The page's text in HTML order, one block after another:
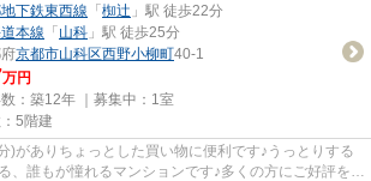
下鉄東西線 「 椥辻 」駅 徒歩22分
本線 「 山科 」駅 徒歩25分
京都市山科区西野小柳町40-1
万円
：築12年 ｜募集中： 1室
5階建
)がありちょっとした買い物に便利です♪うっとりする
、誰もが憧れるマンションです♪多くの方にご好評をい